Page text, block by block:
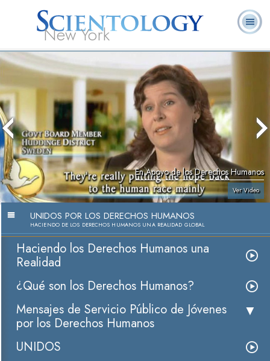
New York
Acerca de
Nosotros
Hubbard
Voluntarios
En Apoyo de los Derechos Humanos
Ver Video
UNIDOS POR LOS DERECHOS HUMANOS
HACIENDO DE LOS DERECHOS HUMANOS UNA REALIDAD GLOBAL
Haciendo los Derechos Humanos una
Realidad
¿Qué son los Derechos Humanos?
Mensajes de Servicio Público de Jóvenes
por los Derechos Humanos
UNIDOS